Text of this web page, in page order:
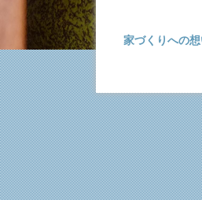
家づくりへの